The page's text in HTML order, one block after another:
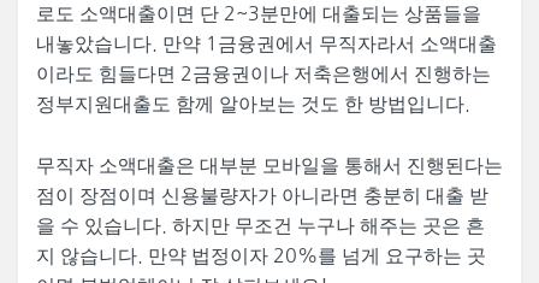
로도 소액대출이면 단 2~3분만에 대출되는 상품들을
내놓았습니다. 만약 1금융권에서 무직자라서 소액대출
이라도 힘들다면 2금융권이나 저축은행에서 진행하는
정부지원대출도 함께 알아보는 것도 한 방법입니다.
무직자 소액대출은 대부분 모바일을 통해서 진행된다는
점이 장점이며 신용불량자가 아니라면 충분히 대출 받
을 수 있습니다. 하지만 무조건 누구나 해주는 곳은 흔
지 않습니다. 만약 법정이자 20%를 넘게 요구하는 곳